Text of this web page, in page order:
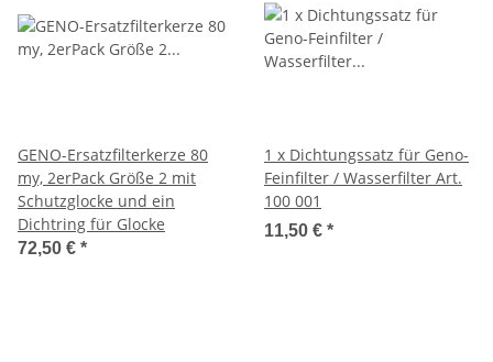
GENO-Ersatzfilterkerze 80
my, 2erPack Größe 2 mit
Schutzglocke und ein
Dichtring für Glocke
72,50 € *
1 x Dichtungssatz für Geno-
Feinfilter / Wasserfilter Art.
100 001
11,50 € *